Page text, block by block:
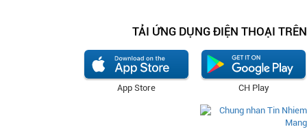
TẢI ỨNG DỤNG ĐIỆN THOẠI TRÊN
CH Play
App Store